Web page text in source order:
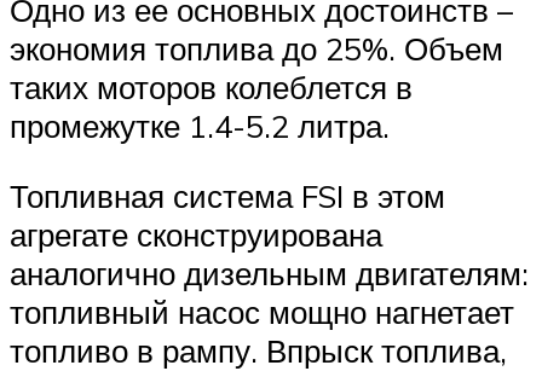
Одно из ее основных достоинств –
экономия топлива до 25%. Объем
таких моторов колеблется в
промежутке 1.4-5.2 литра.
Топливная система FSI в этом
агрегате сконструирована
аналогично дизельным двигателям:
топливный насос мощно нагнетает
топливо в рампу. Впрыск топлива,